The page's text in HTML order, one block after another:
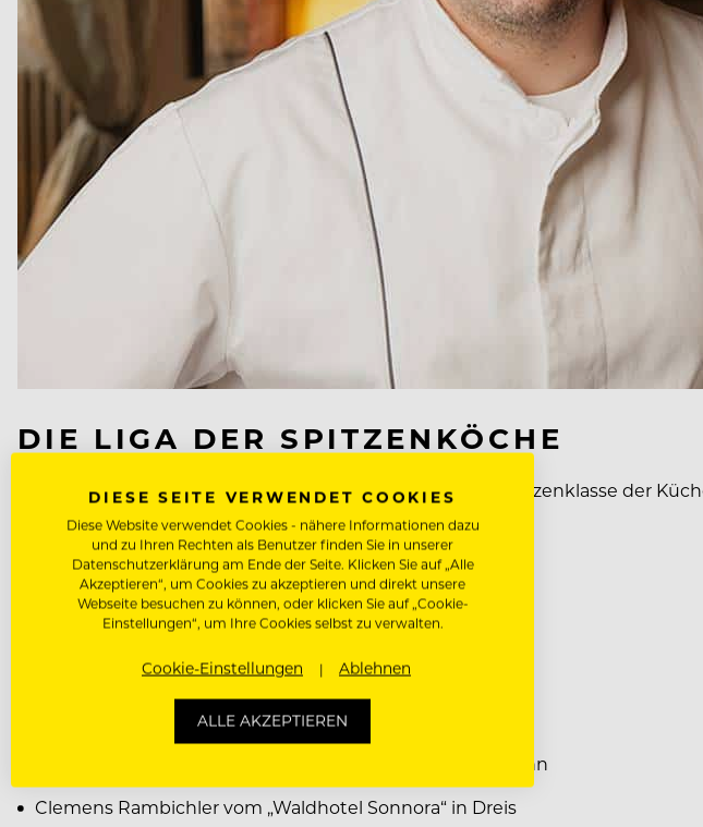
DIE LIGA DER SPITZENKÖCHE
Die Punktzahl 19,5 gilt im Gault Millau für die weltweite Spitzenklasse der
ausgezeichnet:
Klaus Erfort vom “Gästehaus” in Saarbrücken
Joachim Wissler vom „Vendôme“ in Bergisch Gladbach
Christian Jürgens von der „Überfahrt“ in Rottach-Egern
Sven Elverfeld vom „Aqua“ in Wolfsburg
Torsten Michel von der „Schwarzwaldstube“ in Baiersbronn
Clemens Rambichler vom „Waldhotel Sonnora“ in Dreis
DIESE SEITE VERWENDET COOKIES
Diese Website verwendet Cookies - nähere Informationen dazu
und zu Ihren Rechten als Benutzer finden Sie in unserer
Datenschutzerklärung am Ende der Seite. Klicken Sie auf „Alle
Akzeptieren“, um Cookies zu akzeptieren und direkt unsere
Webseite besuchen zu können, oder klicken Sie auf „Cookie-
Einstellungen“, um Ihre Cookies selbst zu verwalten.
Cookie-Einstellungen Ablehnen
ALLE AKZEPTIEREN